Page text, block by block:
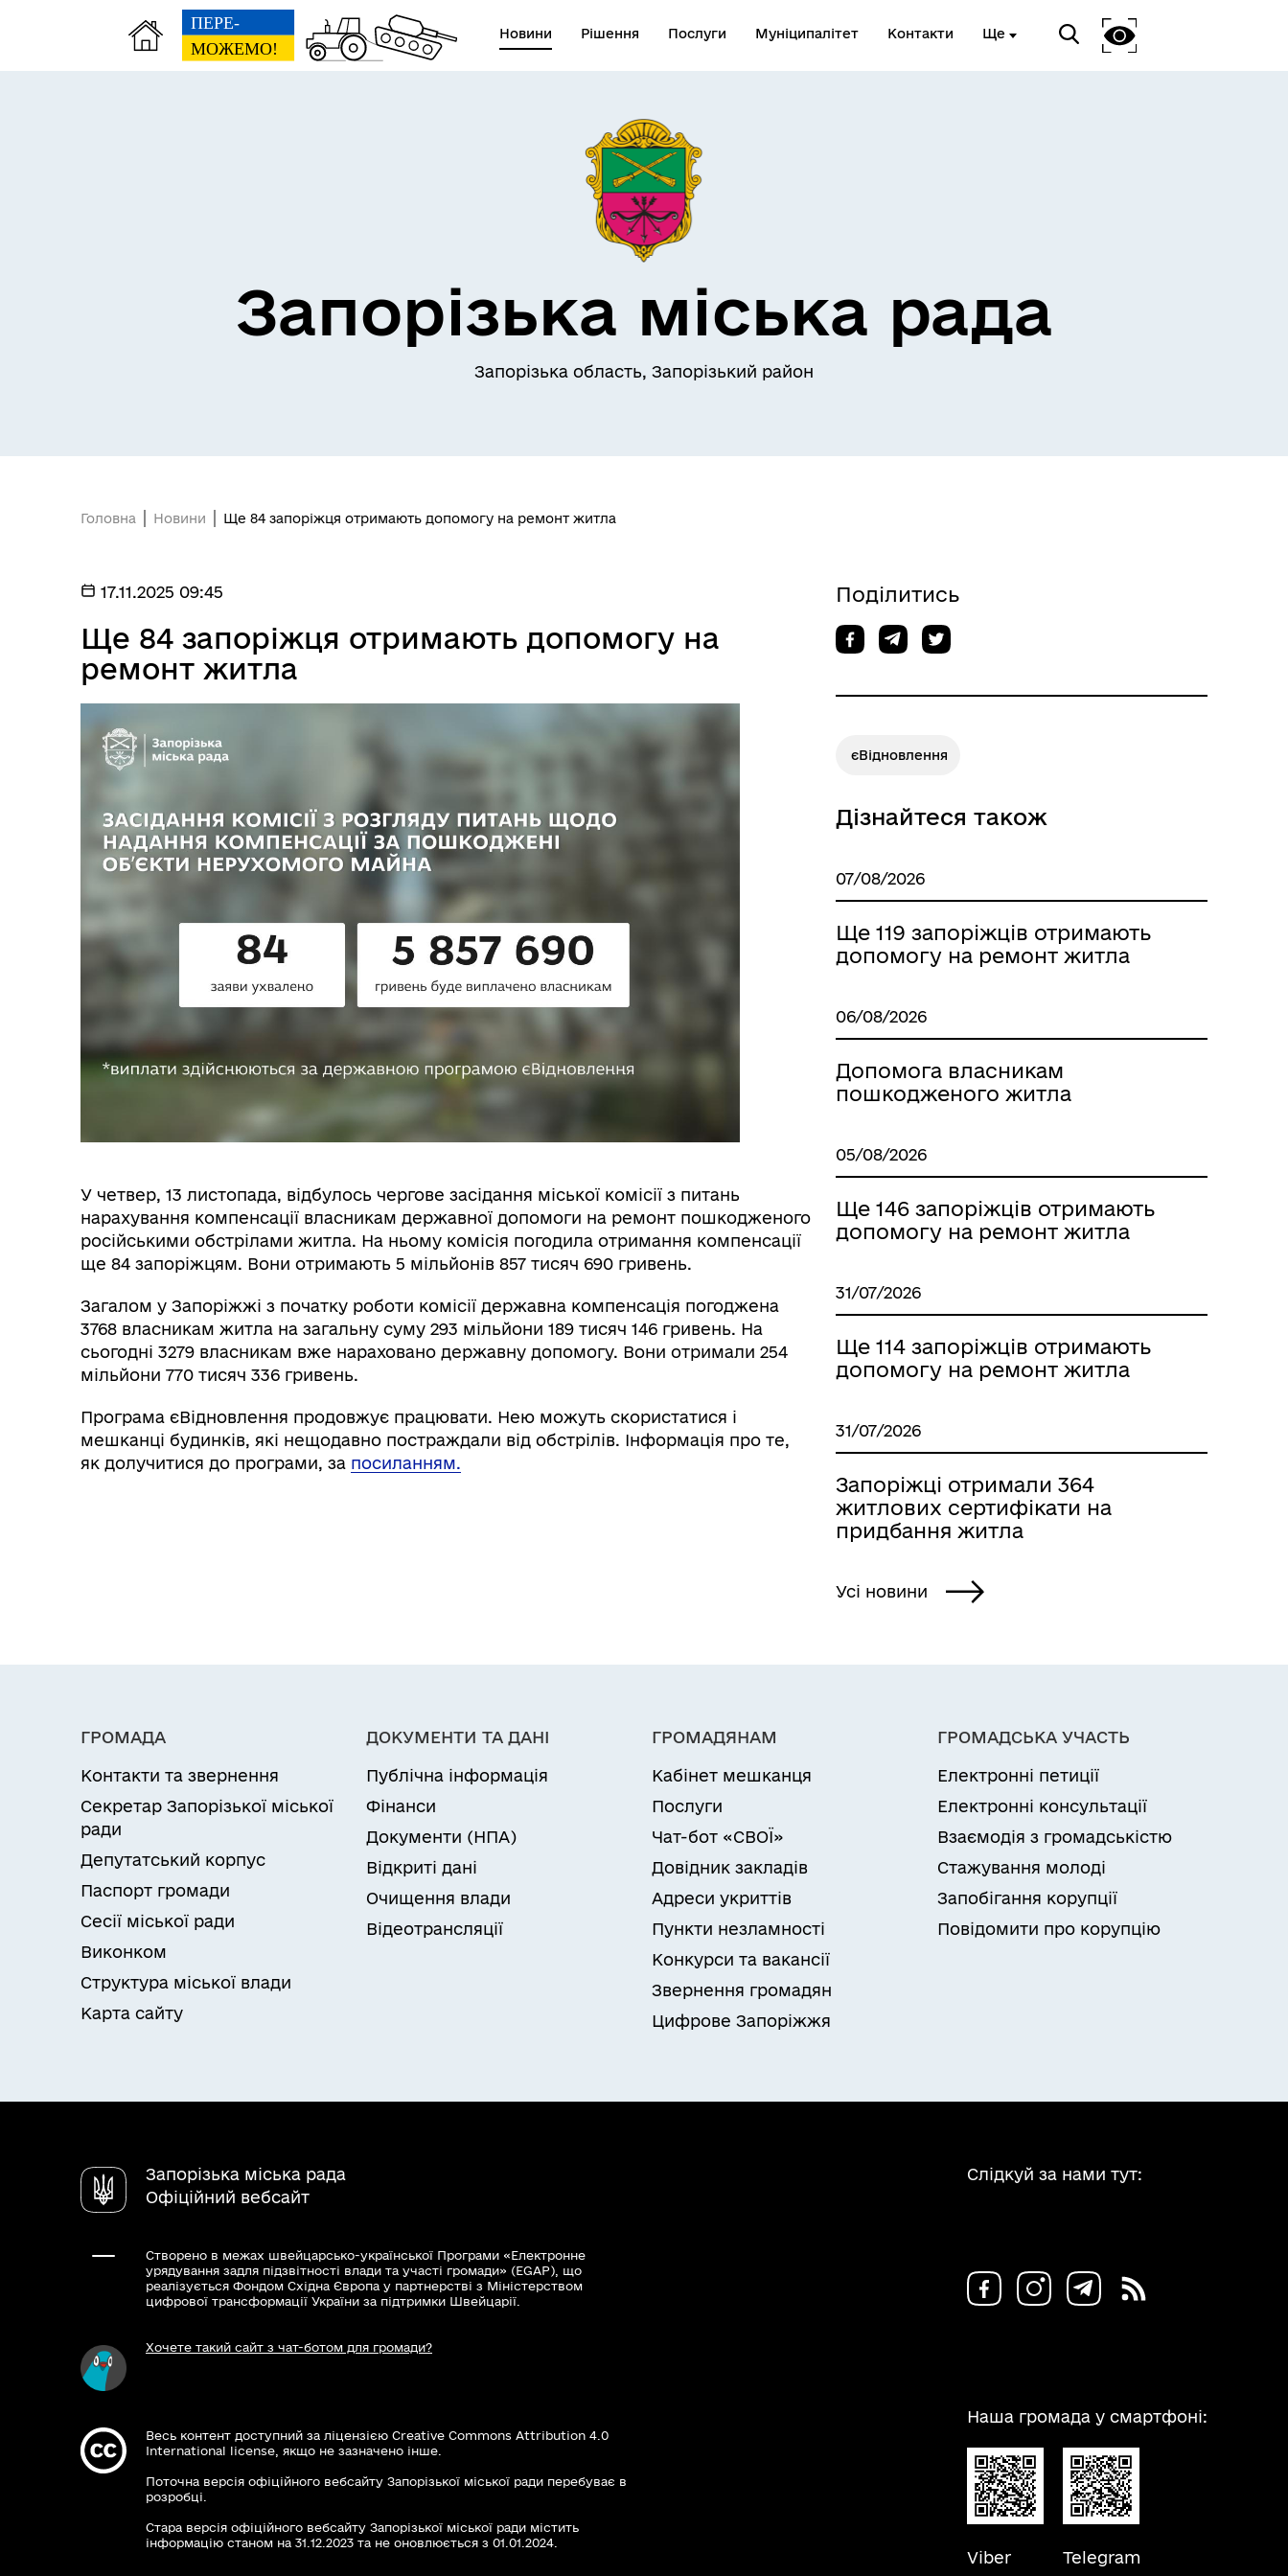
Новини Рішення Послуги Муніципалітет Контакти Ще
МІСТОБУДУВАННЯ ГУМАНІТАРНА СФЕРА
ПРО МІСТО
ГУМАНІТАРНА ДОПОМОГА
Стара версія сайту
Запорізька міська рада
Запорізька область, Запорізький район
Головна Новини Ще 84 запоріжця отримають допомогу на ремонт житла
17.11.2025 09:45
Ще 84 запоріжця отримають допомогу на
ремонт житла
У четвер, 13 листопада, відбулось чергове засідання міської комісії з питань
нарахування компенсації власникам державної допомоги на ремонт пошкодженого
російськими обстрілами житла. На ньому комісія погодила отримання компенсації
ще 84 запоріжцям. Вони отримають 5 мільйонів 857 тисяч 690 гривень.
Загалом у Запоріжжі з початку роботи комісії державна компенсація погоджена
3768 власникам житла на загальну суму 293 мільйони 189 тисяч 146 гривень. На
сьогодні 3279 власникам вже нараховано державну допомогу. Вони отримали 254
мільйони 770 тисяч 336 гривень.
Програма єВідновлення продовжує працювати. Нею можуть скористатися і
мешканці будинків, які нещодавно постраждали від обстрілів. Інформація про те,
як долучитися до програми, за посиланням.
Поділитись
єВідновлення
Дізнайтеся також
07/08/2026
Ще 119 запоріжців отримають
допомогу на ремонт житла
06/08/2026
Допомога власникам
пошкодженого житла
05/08/2026
Ще 146 запоріжців отримають
допомогу на ремонт житла
31/07/2026
Ще 114 запоріжців отримають
допомогу на ремонт житла
31/07/2026
Запоріжці отримали 364
житлових сертифікати на
придбання житла
Усі новини
ГРОМАДА
Контакти та звернення
Секретар Запорізької міської
ради
Депутатський корпус
Паспорт громади
Сесії міської ради
Виконком
Структура міської влади
Карта сайту
ДОКУМЕНТИ ТА ДАНІ
Публічна інформація
Фінанси
Документи (НПА)
Відкриті дані
Очищення влади
Відеотрансляції
ГРОМАДЯНАМ
Кабінет мешканця
Послуги
Чат-бот «СВОЇ»
Довідник закладів
Адреси укриттів
Пункти незламності
Конкурси та вакансії
Звернення громадян
Цифрове Запоріжжя
ГРОМАДСЬКА УЧАСТЬ
Електронні петиції
Електронні консультації
Взаємодія з громадськістю
Стажування молоді
Запобігання корупції
Повідомити про корупцію
Запорізька міська рада
Офіційний вебсайт
Створено в межах швейцарсько-української Програми «Електронне
урядування задля підзвітності влади та участі громади» (EGAP), що
реалізується Фондом Східна Європа у партнерстві з Міністерством
цифрової трансформації України за підтримки Швейцарії.
Хочете такий сайт з чат-ботом для громади?
Весь контент доступний за ліцензією Creative Commons Attribution 4.0
International license, якщо не зазначено інше.
Поточна версія офіційного вебсайту Запорізької міської ради перебуває в
розробці.
Стара версія офіційного вебсайту Запорізької міської ради містить
інформацію станом на 31.12.2023 та не оновлюється з 01.01.2024.
Слідкуй за нами тут:
Наша громада у смартфоні:
Viber Telegram